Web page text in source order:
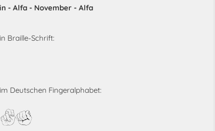
- Alfa - November - Alfa
Braille-Schrift:
Deutschen Fingeralphabet: